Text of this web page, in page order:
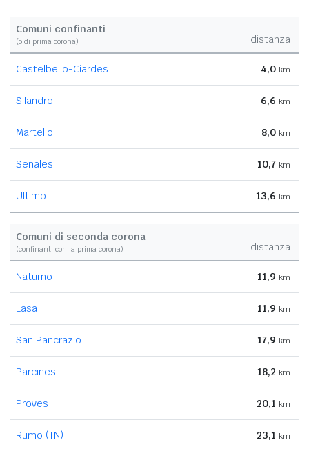
Comuni confinanti
(o di prima corona) distanza
Castelbello-Ciardes 4,0 km
Silandro 6,6 km
Martello 8,0 km
Senales 10,7 km
Ultimo 13,6 km
Comuni di seconda corona
(confinanti con la prima corona) distanza
Naturno 11,9 km
Lasa 11,9 km
San Pancrazio 17,9 km
Parcines 18,2 km
Proves 20,1 km
Rumo (TN) 23,1 km